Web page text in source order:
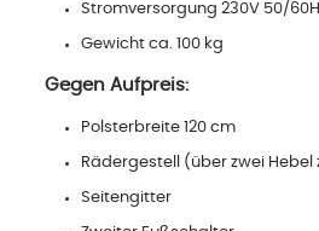
Stromversorgung 230V 50/
Gewicht ca. 100 kg
Gegen Aufpreis:
Polsterbreite 120 cm
Rädergestell (über zwei
Seitengitter